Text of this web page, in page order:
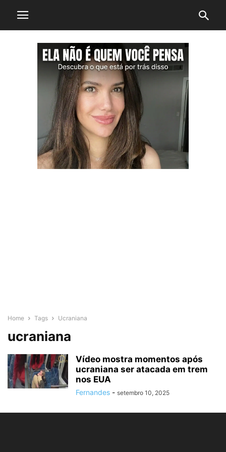
Home Tags Ucraniana
ucraniana
Vídeo mostra momentos após
ucraniana ser atacada em trem
nos EUA
Fernandes - setembro 10, 2025